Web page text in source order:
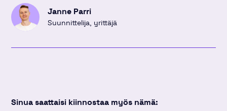
Janne Parri
Suunnittelija, yrittäjä
Sinua saattaisi kiinnostaa myös nämä: